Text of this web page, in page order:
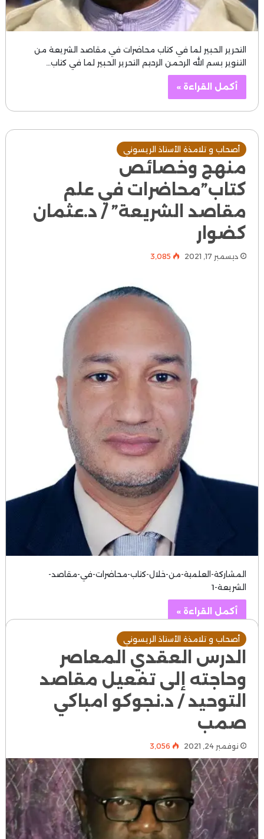
التحرير الحبير لما في كتاب محاضرات في مقاصد الشريعة من
التنوير بسم الله الرحمن الرحيم التحرير الحبير لما في كتاب…
أكمل القراءة »
أصحاب و تلامذة الأستاذ الريسوني
منهج وخصائص
كتاب”محاضرات في علم
مقاصد الشريعة” / د.عثمان
كضوار
ديسمبر 17, 2021 3٬085
المشاركة-العلمية-من-خلال-كتاب-محاضرات-في-مقاصد-
الشريعة-1
أكمل القراءة »
أصحاب و تلامذة الأستاذ الريسوني
الدرس العقدي المعاصر
وحاجته إلى تفعيل مقاصد
التوحيد / د.نجوكو امباكي
صمب
نوفمبر 24, 2021 3٬056